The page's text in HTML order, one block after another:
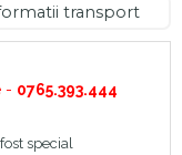
transport
- 0765.393.444
special